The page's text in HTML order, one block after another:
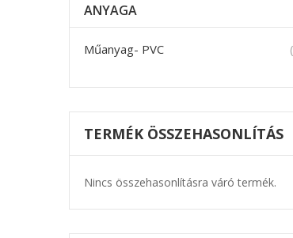
ANYAGA
Műanyag- PVC
TERMÉK ÖSSZEHASONLÍTÁS
Nincs összehasonlításra váró termék.